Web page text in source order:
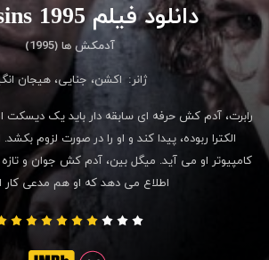
دانلود فیلم Assassins 1995
آدمکش ها (1995)
ژانر: اکشن، جنایی، هیجان
رابرت، آدم کش حرفه ای سابقه دار باید یک دیسکت
الکترا ربوده، پیدا کند و او را در صورت لزوم
کامپیوتر او می آید. میگل بین، آدم کش جوان و
اطلاع می دهد که او هم مدعی